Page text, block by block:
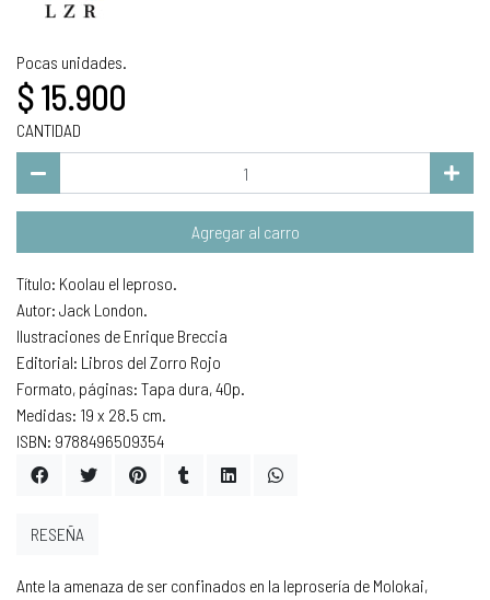
Pocas unidades.
$ 15.900
CANTIDAD
Agregar al carro
Título: Koolau el leproso.
Autor: Jack London.
Ilustraciones de Enrique Breccia
Editorial: Libros del Zorro Rojo
Formato, páginas: Tapa dura, 40p.
Medidas: 19 x 28.5 cm.
ISBN: 9788496509354
Ante la amenaza de ser confinados en la leprosería de Molokai,
RESEÑA